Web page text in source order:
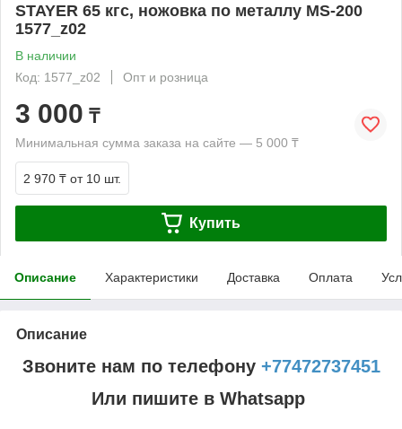
STAYER 65 кгс, ножовка по металлу MS-200
1577_z02
В наличии
Код: 1577_z02
Опт и розница
3 000 ₸
Минимальная сумма заказа на сайте — 5 000 ₸
2 970 ₸ от 10 шт.
Купить
Описание Характеристики Доставка Оплата
Описание
Звоните нам по телефону +77472737451
Или пишите в Whatsapp